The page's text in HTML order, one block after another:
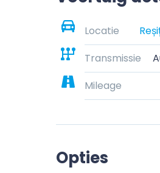
Locatie
Transmissie
Mileage
Opties